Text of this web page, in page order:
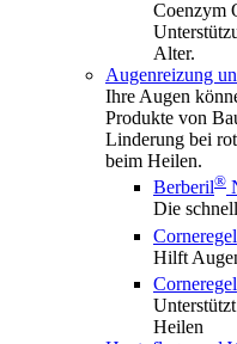
Coenzym
Alter.
Augenreizung
Ihre Augen
Produkte von
Linderung bei
beim Heilen.
Berberil®
Die
Corneregel
Hilft
Corneregel
Heilen